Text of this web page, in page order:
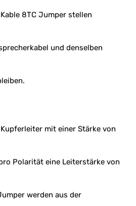
8TC Jumper stellen
und denselben
mit einer Stärke von
Polarität eine Leiterstärke von
werden aus der